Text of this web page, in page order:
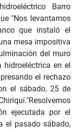
Barro
"Nos levantamos
que instaló el
mesa impositiva
del muro
hidroeléctrica en el
el rechazo
el sábado, 25 de
ejecutada por el
el pasado sábado,